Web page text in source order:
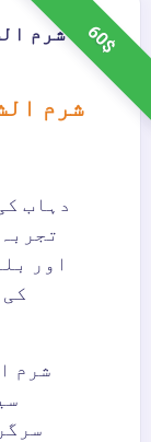
60$ شرم
شرم
دہاب
اور
شرم